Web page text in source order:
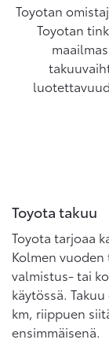
Toyotan
Toyotan
Toyota takuu
Toyota tarjoaa
Kolmen
valmistus- tai
käytössä.
km, riippuen
ensimmäisenä.